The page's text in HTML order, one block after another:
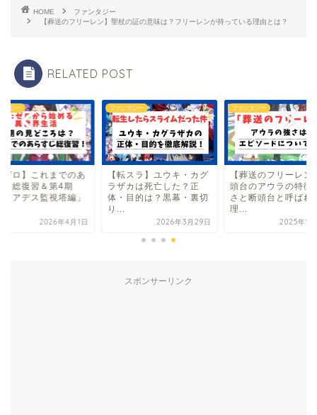
HOME
ファンタジー
【葬送のフリーレン】聖杖の証の意味は？フリーレンが持っている理由とは？
RELATED POST
タジー
ゼロ】これまでのあ
じ総復習＆第4期
レアデス監視塔編」
2026年4月1日
ファンタジー
【転スラ】ユウキ・カグ
ラザカは死亡した？正
体・目的は？黒幕・裏切
り...
2026年3月29日
ファンタジー
【葬送のフリーレン
頭台のアウラの特徴
さと断頭台と呼ばれ
理...
2025年5
スポンサーリンク